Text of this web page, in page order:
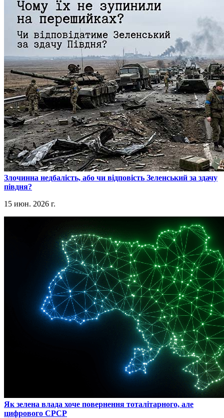
​Злочинна недбалість, або чи відповість Зеленський за здачу
півдня?
15 июн. 2026 г.
​Як зелена влада хоче повернення тоталітарного, але
цифрового СРСР